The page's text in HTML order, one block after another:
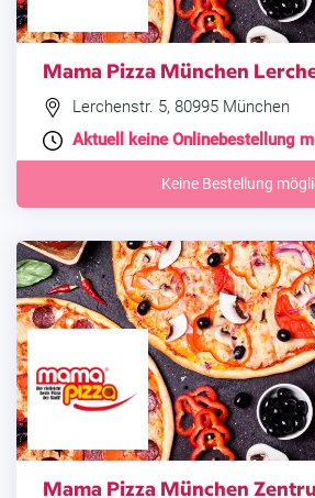
Mama Pizza München
Lerchenstr. 5, 80995 München
Aktuell keine Onlinebestellung
Keine Bestellung
Mama Pizza München